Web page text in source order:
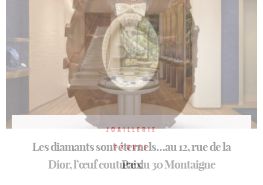
PÂQUES
Dior, l’œuf couture du 30 Montaigne
JOAILLERIE
Les diamants sont éternels…au 12, rue de la
Paix
HORLOGERIE
Heurgon: 160 ans d’esprit Faubourg